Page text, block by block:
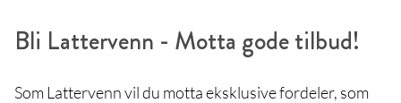
Bli Lattervenn - Motta gode tilbud!
Som Lattervenn vil du motta eksklusive fordeler, som